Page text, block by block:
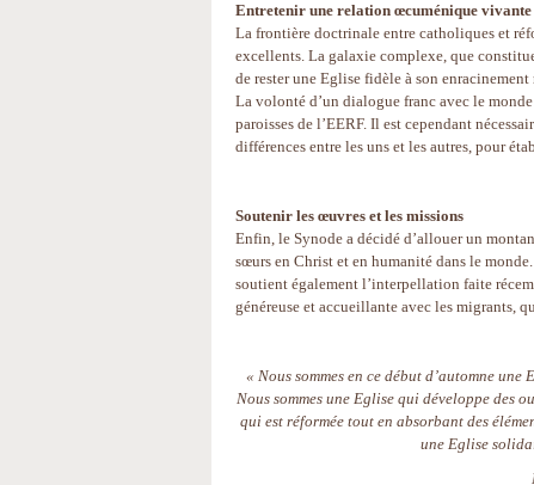
Entretenir une relation œcuménique vivante
La frontière doctrinale entre catholiques et
excellents. La galaxie complexe, que
de rester une Eglise fidèle à son
La volonté d’un dialogue franc avec le
paroisses de l’EERF. Il est cependant
différences entre les uns et les autres, pour
Soutenir les œuvres et les missions
Enfin, le Synode a décidé d’allouer un
sœurs en Christ et en humanité dans le
soutient également l’interpellation faite
généreuse et accueillante avec les migrants,
« Nous sommes en ce début d’automne
Nous sommes une Eglise qui développe des
qui est réformée tout en absorbant des
une Eglise